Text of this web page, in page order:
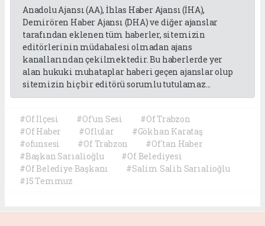
Anadolu Ajansı (AA), İhlas Haber Ajansı (İHA),
Demirören Haber Ajansı (DHA) ve diğer ajanslar
tarafından eklenen tüm haberler, sitemizin
editörlerinin müdahalesi olmadan ajans
kanallarından çekilmektedir. Bu haberlerde yer
alan hukuki muhataplar haberi geçen ajanslar olup
sitemizin hiç bir editörü sorumlu tutulamaz...
#Of İlçesi #Of'un Sesi
#Of Trabzon
#Of Haber
#Oflular
#Gökhan Karataş
#ofunsesi
#Of Trabzon
#Of'tan Haber
#Başkan Sarıalioğlu
#Of Belediyesi
#Of Belediye Başkanı
#Salim Salih Sarıalioğlu
#15 Temmuz